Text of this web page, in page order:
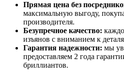
Прямая цена без
максимальную выгоду,
производителя.
Безупречное качество:
изъянов с вниманием к
Гарантия надежности: мы
предоставляем 2 года
бриллиантов.